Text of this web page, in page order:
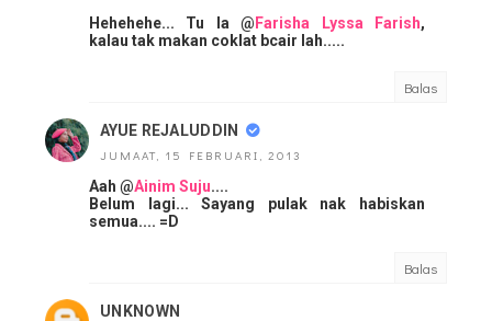
Hehehehe... Tu la @ Farisha Lyssa Farish,
kalau tak makan coklat bcair lah.....
Balas
AYUE REJALUDDIN
JUMAAT, 15 FEBRUARI, 2013
Aah @Ainim Suju....
Belum lagi... Sayang pulak nak habiskan
semua.... =D
Balas
UNKNOWN